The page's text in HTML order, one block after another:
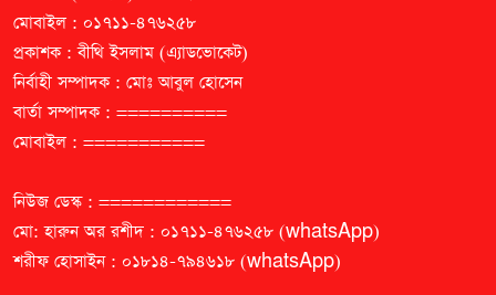
মোবাইল : ০১৭১১-৪৭৬২৫৮
প্রকাশক : বীথি ইসলাম (এ্যাডভোকেট)
নির্বাহী সম্পাদক : মোঃ আবুল হোসেন
বার্তা সম্পাদক : ==========
মোবাইল : ===========
নিউজ ডেস্ক : ============
মো: হারুন অর রশীদ : ০১৭১১-৪৭৬২৫৮ (whatsApp)
শরীফ হোসাইন : ০১৮১৪-৭৯৪৬১৮ (whatsApp)